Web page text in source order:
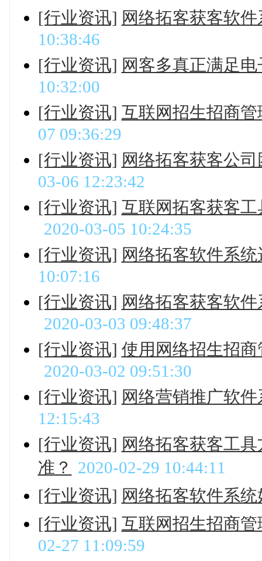
[行业资讯] 网络拓客获客软
10:38:46
[行业资讯] 网客多真正满足
10:32:00
[行业资讯] 互联网招生招商
07 09:36:29
[行业资讯] 网络拓客获客公
03-06 12:23:42
[行业资讯] 互联网拓客获客
2020-03-05 10:24:35
[行业资讯] 网络拓客软件系
10:07:16
[行业资讯] 网络拓客获客软
2020-03-03 09:48:37
[行业资讯] 使用网络招生招
2020-03-02 09:51:30
[行业资讯] 网络营销推广软
12:15:43
[行业资讯] 网络拓客获客工
准？ 2020-02-29 10:44:11
[行业资讯] 网络拓客软件系
[行业资讯] 互联网招生招商
02-27 11:09:59